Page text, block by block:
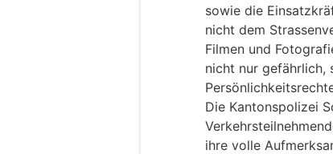
sowie die
nicht dem
Filmen und
nicht nur gefährlich,
Die Kantonspolizei
ihre volle